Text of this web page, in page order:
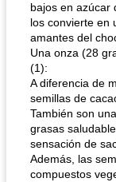
bajos en azúcar
los convierte en
amantes del
Una onza (28
(1):
A diferencia de
semillas de
También son
grasas
sensación de
Además, las
compuestos